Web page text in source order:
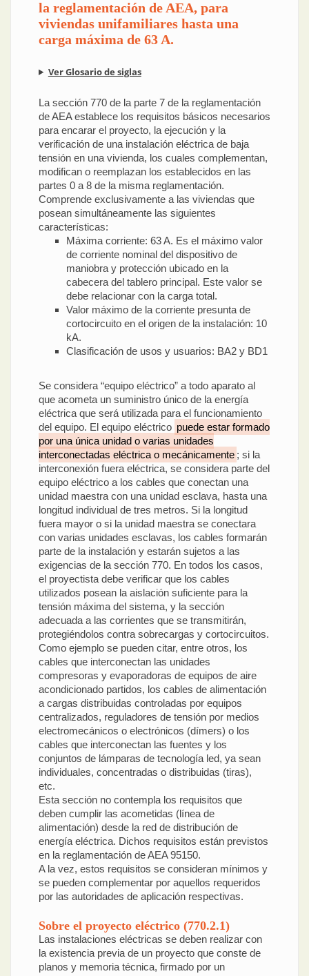
la reglamentación de AEA, para
viviendas unifamiliares hasta una
carga máxima de 63 A.
Ver Glosario de siglas
La sección 770 de la parte 7 de la reglamentación
de AEA establece los requisitos básicos necesarios
para encarar el proyecto, la ejecución y la
verificación de una instalación eléctrica de baja
tensión en una vivienda, los cuales complementan,
modifican o reemplazan los establecidos en las
partes 0 a 8 de la misma reglamentación.
Comprende exclusivamente a las viviendas que
posean simultáneamente las siguientes
características:
Máxima corriente: 63 A. Es el máximo valor
de corriente nominal del dispositivo de
maniobra y protección ubicado en la
cabecera del tablero principal. Este valor se
debe relacionar con la carga total.
Valor máximo de la corriente presunta de
cortocircuito en el origen de la instalación: 10
kA.
Clasificación de usos y usuarios: BA2 y BD1
Se considera “equipo eléctrico” a todo aparato al
que acometa un suministro único de la energía
eléctrica que será utilizada para el funcionamiento
del equipo. El equipo eléctrico puede estar formado
por una única unidad o varias unidades
interconectadas eléctrica o mecánicamente ; si la
interconexión fuera eléctrica, se considera parte del
equipo eléctrico a los cables que conectan una
unidad maestra con una unidad esclava, hasta una
longitud individual de tres metros. Si la longitud
fuera mayor o si la unidad maestra se conectara
con varias unidades esclavas, los cables formarán
parte de la instalación y estarán sujetos a las
exigencias de la sección 770. En todos los casos,
el proyectista debe verificar que los cables
utilizados posean la aislación suficiente para la
tensión máxima del sistema, y la sección
adecuada a las corrientes que se transmitirán,
protegiéndolos contra sobrecargas y cortocircuitos.
Como ejemplo se pueden citar, entre otros, los
cables que interconectan las unidades
compresoras y evaporadoras de equipos de aire
acondicionado partidos, los cables de alimentación
a cargas distribuidas controladas por equipos
centralizados, reguladores de tensión por medios
electromecánicos o electrónicos (dímers) o los
cables que interconectan las fuentes y los
conjuntos de lámparas de tecnología led, ya sean
individuales, concentradas o distribuidas (tiras),
etc.
Esta sección no contempla los requisitos que
deben cumplir las acometidas (línea de
alimentación) desde la red de distribución de
energía eléctrica. Dichos requisitos están previstos
en la reglamentación de AEA 95150.
A la vez, estos requisitos se consideran mínimos y
se pueden complementar por aquellos requeridos
por las autoridades de aplicación respectivas.
Sobre el proyecto eléctrico (770.2.1)
Las instalaciones eléctricas se deben realizar con
la existencia previa de un proyecto que conste de
planos y memoria técnica, firmado por un